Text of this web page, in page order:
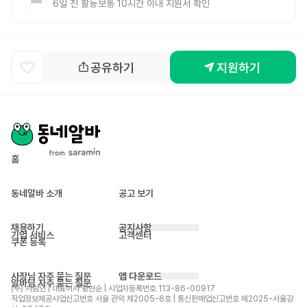
6일 전 활동 보통 10시간 이내 지원서 확인
공유하기 지원하기
홈
동네알바 소개 공고 보기
채용하기
기업 서비스
쿠폰 등록
공지사항
고객센터
사장님 자주 묻는 질문
알바님 자주 묻는 질문
앱 다운로드
(주) 사람인 | 대표이사 황현순 | 사업자등록번호 113-86-00917
직업정보제공사업신고번호 서울 관악 제2005-6호 | 통신판매업신고번호 제2025-서울강